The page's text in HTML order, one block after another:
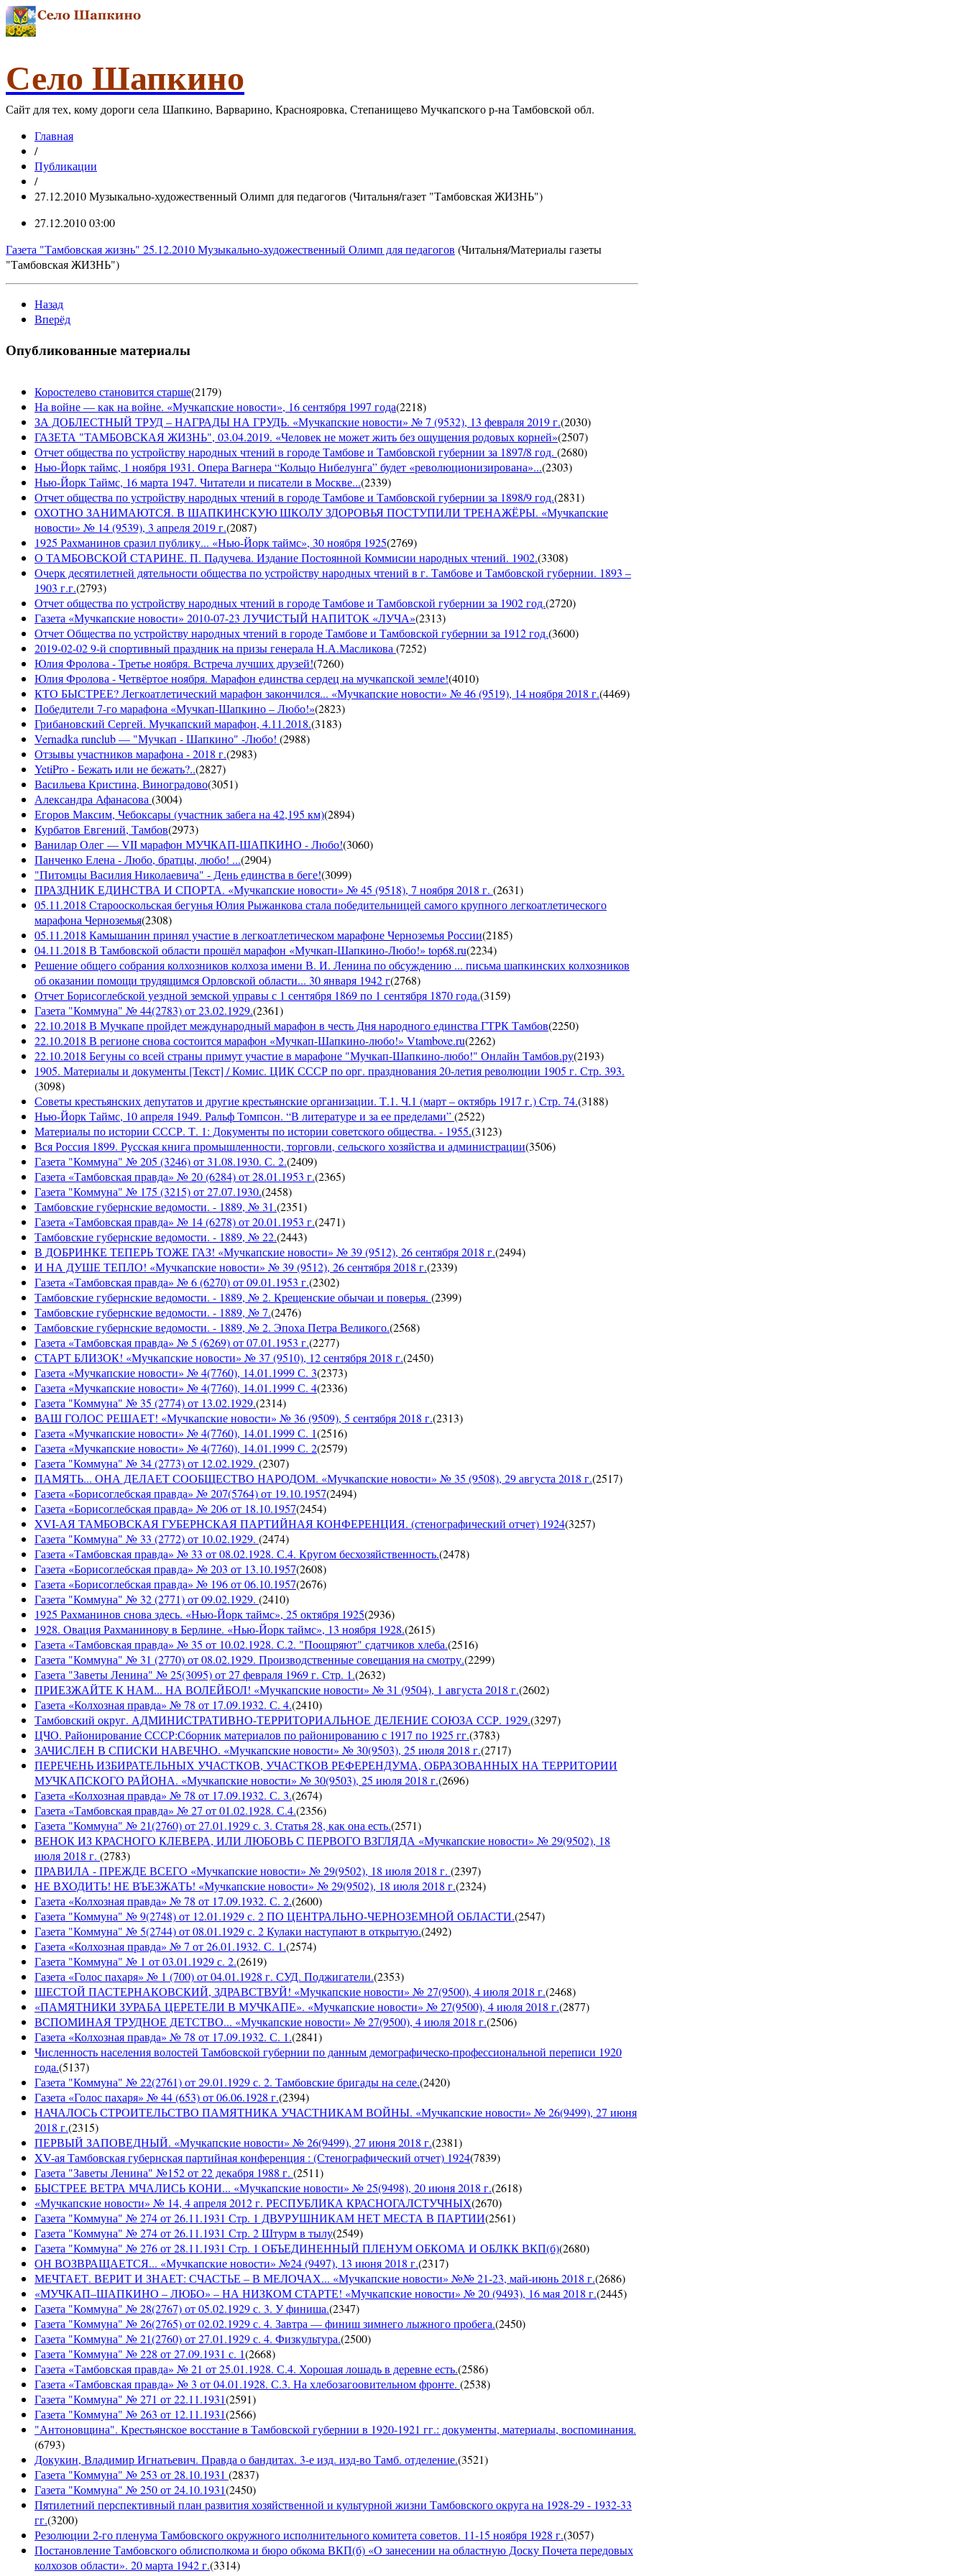
Село Шапкино
Сайт для тех, кому дороги села Шапкино, Варварино, Краснояровка, Степанищево Мучкапского р-на Тамбовской обл.
Главная
/
Публикации
/
27.12.2010 Музыкально-художественный Олимп для педагогов (Читальня/газет "Тамбовская ЖИЗНЬ")
27.12.2010 03:00
Газета "Тамбовская жизнь" 25.12.2010 Музыкально-художественный Олимп для педагогов (Читальня/Материалы газеты
"Тамбовская ЖИЗНЬ")
Назад
Вперёд
Опубликованные материалы
Коростелево становится старше(2179)
На войне — как на войне. «Мучкапские новости», 16 сентября 1997 года(2218)
ЗА ДОБЛЕСТНЫЙ ТРУД – НАГРАДЫ НА ГРУДЬ. «Мучкапские новости» № 7 (9532), 13 февраля 2019 г.(2030)
ГАЗЕТА "ТАМБОВСКАЯ ЖИЗНЬ", 03.04.2019. «Человек не может жить без ощущения родовых корней»(2507)
Отчет общества по устройству народных чтений в городе Тамбове и Тамбовской губернии за 1897/8 год. (2680)
Нью-Йорк таймс, 1 ноября 1931. Опера Вагнера “Кольцо Нибелунга” будет «революционизирована»...(2303)
Нью-Йорк Таймс, 16 марта 1947. Читатели и писатели в Москве...(2339)
Отчет общества по устройству народных чтений в городе Тамбове и Тамбовской губернии за 1898/9 год.(2831)
ОХОТНО ЗАНИМАЮТСЯ. В ШАПКИНСКУЮ ШКОЛУ ЗДОРОВЬЯ ПОСТУПИЛИ ТРЕНАЖЁРЫ. «Мучкапские
новости» № 14 (9539), 3 апреля 2019 г.(2087)
1925 Рахманинов сразил публику... «Нью-Йорк таймс», 30 ноября 1925(2769)
О ТАМБОВСКОЙ СТАРИНЕ. П. Падучева. Издание Постоянной Коммисии народных чтений. 1902.(3308)
Очерк десятилетней дятельности общества по устройству народных чтений в г. Тамбове и Тамбовской губернии. 1893 –
1903 г.г.(2793)
Отчет общества по устройству народных чтений в городе Тамбове и Тамбовской губернии за 1902 год.(2720)
Газета «Мучкапские новости» 2010-07-23 ЛУЧИСТЫЙ НАПИТОК «ЛУЧА»(2313)
Отчет Общества по устройству народных чтений в городе Тамбове и Тамбовской губернии за 1912 год.(3600)
2019-02-02 9-й спортивный праздник на призы генерала Н.А.Масликова(7252)
Юлия Фролова - Третье ноября. Встреча лучших друзей!(7260)
Юлия Фролова - Четвёртое ноября. Марафон единства сердец на мучкапской земле!(4010)
КТО БЫСТРЕЕ? Легкоатлетический марафон закончился... «Мучкапские новости» № 46 (9519), 14 ноября 2018 г.(4469)
Победители 7-го марафона «Мучкап-Шапкино – Любо!»(2823)
Грибановский Сергей. Мучкапский марафон, 4.11.2018.(3183)
Vernadka runclub — "Мучкап - Шапкино" -Любо! (2988)
Отзывы участников марафона - 2018 г.(2983)
YetiPro - Бежать или не бежать?..(2827)
Васильева Кристина, Виноградово(3051)
Александра Афанасова(3004)
Егоров Максим, Чебоксары (участник забега на 42,195 км)(2894)
Курбатов Евгений, Тамбов(2973)
Ванилар Олег — VII марафон МУЧКАП-ШАПКИНО - Любо!(3060)
Панченко Елена - Любо, братцы, любо! ...(2904)
"Питомцы Василия Николаевича" - День единства в беге!(3099)
ПРАЗДНИК ЕДИНСТВА И СПОРТА. «Мучкапские новости» № 45 (9518), 7 ноября 2018 г. (2631)
05.11.2018 Старооскольская бегунья Юлия Рыжанкова стала победительницей самого крупного легкоатлетического
марафона Черноземья(2308)
05.11.2018 Камышанин принял участие в легкоатлетическом марафоне Черноземья России(2185)
04.11.2018 В Тамбовской области прошёл марафон «Мучкап-Шапкино-Любо!» top68.ru(2234)
Решение общего собрания колхозников колхоза имени В. И. Ленина по обсуждению ... письма шапкинских колхозников
об оказании помощи трудящимся Орловской области... 30 января 1942 г(2768)
Отчет Борисоглебской уездной земской управы с 1 сентября 1869 по 1 сентября 1870 года.(3159)
Газета "Коммуна" № 44(2783) от 23.02.1929.(2361)
22.10.2018 В Мучкапе пройдет международный марафон в честь Дня народного единства ГТРК Тамбов(2250)
22.10.2018 В регионе снова состоится марафон «Мучкап-Шапкино-любо!» Vtambove.ru(2262)
22.10.2018 Бегуны со всей страны примут участие в марафоне "Мучкап-Шапкино-любо!" Онлайн Тамбов.ру(2193)
1905. Материалы и документы [Текст] / Комис. ЦИК СССР по орг. празднования 20-летия революции 1905 г. Стр. 393.
(3098)
Советы крестьянских депутатов и другие крестьянские организации. Т.1. Ч.1 (март – октябрь 1917 г.) Стр. 74.(3188)
Нью-Йорк Таймс, 10 апреля 1949. Ральф Томпсон. “В литературе и за ее пределами”(2522)
Материалы по истории СССР. Т. 1: Документы по истории советского общества. - 1955.(3123)
Вся Россия 1899. Русская книга промышленности, торговли, сельского хозяйства и администрации(3506)
Газета "Коммуна" № 205 (3246) от 31.08.1930. С. 2.(2409)
Газета «Тамбовская правда» № 20 (6284) от 28.01.1953 г.(2365)
Газета "Коммуна" № 175 (3215) от 27.07.1930.(2458)
Тамбовские губернские ведомости. - 1889, № 31.(2351)
Газета «Тамбовская правда» № 14 (6278) от 20.01.1953 г.(2471)
Тамбовские губернские ведомости. - 1889, № 22.(2443)
В ДОБРИНКЕ ТЕПЕРЬ ТОЖЕ ГАЗ! «Мучкапские новости» № 39 (9512), 26 сентября 2018 г.(2494)
И НА ДУШЕ ТЕПЛО! «Мучкапские новости» № 39 (9512), 26 сентября 2018 г.(2339)
Газета «Тамбовская правда» № 6 (6270) от 09.01.1953 г.(2302)
Тамбовские губернские ведомости. - 1889, № 2. Крещенские обычаи и поверья. (2399)
Тамбовские губернские ведомости. - 1889, № 7.(2476)
Тамбовские губернские ведомости. - 1889, № 2. Эпоха Петра Великого.(2568)
Газета «Тамбовская правда» № 5 (6269) от 07.01.1953 г.(2277)
СТАРТ БЛИЗОК! «Мучкапские новости» № 37 (9510), 12 сентября 2018 г.(2450)
Газета «Мучкапские новости» № 4(7760), 14.01.1999 С. 3(2373)
Газета «Мучкапские новости» № 4(7760), 14.01.1999 С. 4(2336)
Газета "Коммуна" № 35 (2774) от 13.02.1929.(2314)
ВАШ ГОЛОС РЕШАЕТ! «Мучкапские новости» № 36 (9509), 5 сентября 2018 г.(2313)
Газета «Мучкапские новости» № 4(7760), 14.01.1999 С. 1(2516)
Газета «Мучкапские новости» № 4(7760), 14.01.1999 С. 2(2579)
Газета "Коммуна" № 34 (2773) от 12.02.1929. (2307)
ПАМЯТЬ... ОНА ДЕЛАЕТ СООБЩЕСТВО НАРОДОМ. «Мучкапские новости» № 35 (9508), 29 августа 2018 г.(2517)
Газета «Борисоглебская правда» № 207(5764) от 19.10.1957(2494)
Газета «Борисоглебская правда» № 206 от 18.10.1957(2454)
XVI-АЯ ТАМБОВСКАЯ ГУБЕРНСКАЯ ПАРТИЙНАЯ КОНФЕРЕНЦИЯ. (стенографический отчет) 1924(3257)
Газета "Коммуна" № 33 (2772) от 10.02.1929. (2474)
Газета «Тамбовская правда» № 33 от 08.02.1928. С.4. Кругом бесхозяйственность.(2478)
Газета «Борисоглебская правда» № 203 от 13.10.1957(2608)
Газета «Борисоглебская правда» № 196 от 06.10.1957(2676)
Газета "Коммуна" № 32 (2771) от 09.02.1929. (2410)
1925 Рахманинов снова здесь. «Нью-Йорк таймс», 25 октября 1925(2936)
1928. Овация Рахманинову в Берлине. «Нью-Йорк таймс», 13 ноября 1928.(2615)
Газета «Тамбовская правда» № 35 от 10.02.1928. С.2. "Поощряют" сдатчиков хлеба.(2516)
Газета "Коммуна" № 31 (2770) от 08.02.1929. Производственные совещания на смотру.(2299)
Газета "Заветы Ленина" № 25(3095) от 27 февраля 1969 г. Стр. 1.(2632)
ПРИЕЗЖАЙТЕ К НАМ... НА ВОЛЕЙБОЛ! «Мучкапские новости» № 31 (9504), 1 августа 2018 г.(2602)
Газета «Колхозная правда» № 78 от 17.09.1932. С. 4.(2410)
Тамбовский округ. АДМИНИСТРАТИВНО-ТЕРРИТОРИАЛЬНОЕ ДЕЛЕНИЕ СОЮЗА ССР. 1929.(3297)
ЦЧО. Районирование СССР:Сборник материалов по районированию с 1917 по 1925 гг.(3783)
ЗАЧИСЛЕН В СПИСКИ НАВЕЧНО. «Мучкапские новости» № 30(9503), 25 июля 2018 г.(2717)
ПЕРЕЧЕНЬ ИЗБИРАТЕЛЬНЫХ УЧАСТКОВ, УЧАСТКОВ РЕФЕРЕНДУМА, ОБРАЗОВАННЫХ НА ТЕРРИТОРИИ
МУЧКАПСКОГО РАЙОНА. «Мучкапские новости» № 30(9503), 25 июля 2018 г.(2696)
Газета «Колхозная правда» № 78 от 17.09.1932. С. 3.(2674)
Газета «Тамбовская правда» № 27 от 01.02.1928. С.4.(2356)
Газета "Коммуна" № 21(2760) от 27.01.1929 с. 3. Статья 28, как она есть.(2571)
ВЕНОК ИЗ КРАСНОГО КЛЕВЕРА, ИЛИ ЛЮБОВЬ С ПЕРВОГО ВЗГЛЯДА «Мучкапские новости» № 29(9502), 18
июля 2018 г. (2783)
ПРАВИЛА - ПРЕЖДЕ ВСЕГО «Мучкапские новости» № 29(9502), 18 июля 2018 г. (2397)
НЕ ВХОДИТЬ! НЕ ВЪЕЗЖАТЬ! «Мучкапские новости» № 29(9502), 18 июля 2018 г.(2324)
Газета «Колхозная правда» № 78 от 17.09.1932. С. 2.(2600)
Газета "Коммуна" № 9(2748) от 12.01.1929 с. 2 ПО ЦЕНТРАЛЬНО-ЧЕРНОЗЕМНОЙ ОБЛАСТИ.(2547)
Газета "Коммуна" № 5(2744) от 08.01.1929 с. 2 Кулаки наступают в открытую.(2492)
Газета «Колхозная правда» № 7 от 26.01.1932. С. 1.(2574)
Газета "Коммуна" № 1 от 03.01.1929 с. 2.(2619)
Газета «Голос пахаря» № 1 (700) от 04.01.1928 г. СУД. Поджигатели.(2353)
ШЕСТОЙ ПАСТЕРНАКОВСКИЙ, ЗДРАВСТВУЙ! «Мучкапские новости» № 27(9500), 4 июля 2018 г.(2468)
«ПАМЯТНИКИ ЗУРАБА ЦЕРЕТЕЛИ В МУЧКАПЕ». «Мучкапские новости» № 27(9500), 4 июля 2018 г.(2877)
ВСПОМИНАЯ ТРУДНОЕ ДЕТСТВО... «Мучкапские новости» № 27(9500), 4 июля 2018 г.(2506)
Газета «Колхозная правда» № 78 от 17.09.1932. С. 1.(2841)
Численность населения волостей Тамбовской губернии по данным демографическо-профессиональной переписи 1920
года.(5137)
Газета "Коммуна" № 22(2761) от 29.01.1929 с. 2. Тамбовские бригады на селе.(2420)
Газета «Голос пахаря» № 44 (653) от 06.06.1928 г.(2394)
НАЧАЛОСЬ СТРОИТЕЛЬСТВО ПАМЯТНИКА УЧАСТНИКАМ ВОЙНЫ. «Мучкапские новости» № 26(9499), 27 июня
2018 г.(2315)
ПЕРВЫЙ ЗАПОВЕДНЫЙ. «Мучкапские новости» № 26(9499), 27 июня 2018 г.(2381)
XV-ая Тамбовская губернская партийная конференция : (Стенографический отчет) 1924(7839)
Газета "Заветы Ленина" №152 от 22 декабря 1988 г. (2511)
БЫСТРЕЕ ВЕТРА МЧАЛИСЬ КОНИ... «Мучкапские новости» № 25(9498), 20 июня 2018 г.(2618)
«Мучкапские новости» № 14, 4 апреля 2012 г. РЕСПУБЛИКА КРАСНОГАЛСТУЧНЫХ(2670)
Газета "Коммуна" № 274 от 26.11.1931 Стр. 1 ДВУРУШНИКАМ НЕТ МЕСТА В ПАРТИИ(2561)
Газета "Коммуна" № 274 от 26.11.1931 Стр. 2 Штурм в тылу(2549)
Газета "Коммуна" № 276 от 28.11.1931 Стр. 1 ОБЪЕДИНЕННЫЙ ПЛЕНУМ ОБКОМА И ОБЛКК ВКП(б)(2680)
ОН ВОЗВРАЩАЕТСЯ... «Мучкапские новости» №24 (9497), 13 июня 2018 г.(2317)
МЕЧТАЕТ. ВЕРИТ И ЗНАЕТ: СЧАСТЬЕ – В МЕЛОЧАХ... «Мучкапские новости» №№ 21-23, май-июнь 2018 г.(2686)
«МУЧКАП–ШАПКИНО – ЛЮБО» – НА НИЗКОМ СТАРТЕ! «Мучкапские новости» № 20 (9493), 16 мая 2018 г.(2445)
Газета "Коммуна" № 28(2767) от 05.02.1929 с. 3. У финиша.(2347)
Газета "Коммуна" № 26(2765) от 02.02.1929 с. 4. Завтра — финиш зимнего лыжного пробега.(2450)
Газета "Коммуна" № 21(2760) от 27.01.1929 с. 4. Физкультура.(2500)
Газета "Коммуна" № 228 от 27.09.1931 с. 1(2668)
Газета «Тамбовская правда» № 21 от 25.01.1928. С.4. Хорошая лошадь в деревне есть.(2586)
Газета «Тамбовская правда» № 3 от 04.01.1928. С.3. На хлебозагоовительном фронте. (2538)
Газета "Коммуна" № 271 от 22.11.1931(2591)
Газета "Коммуна" № 263 от 12.11.1931(2566)
"Антоновщина". Крестьянское восстание в Тамбовской губернии в 1920-1921 гг.: документы, материалы, воспоминания.
(6793)
Докукин, Владимир Игнатьевич. Правда о бандитах. 3-е изд. изд-во Тамб. отделение.(3521)
Газета "Коммуна" № 253 от 28.10.1931 (2837)
Газета "Коммуна" № 250 от 24.10.1931(2450)
Пятилетний перспективный план развития хозяйственной и культурной жизни Тамбовского округа на 1928-29 - 1932-33
гг.(3200)
Резолюции 2-го пленума Тамбовского окружного исполнительного комитета советов. 11-15 ноября 1928 г.(3057)
Постановление Тамбовского облисполкома и бюро обкома ВКП(б) «О занесении на областную Доску Почета передовых
колхозов области». 20 марта 1942 г.(3314)